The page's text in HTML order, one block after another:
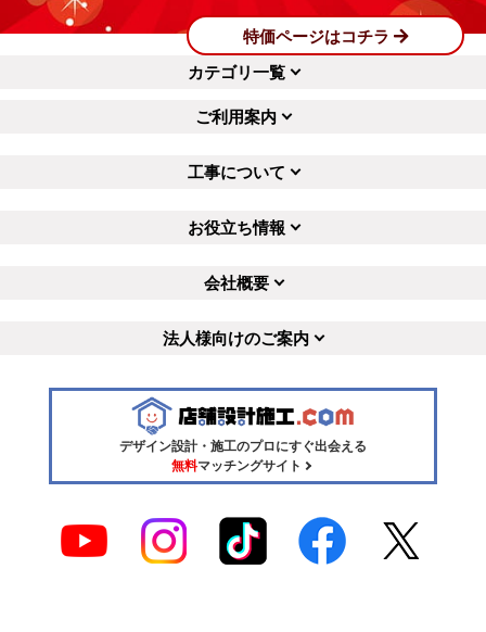
特価ページはコチラ
カテゴリ一覧
ご利用案内
工事について
お役立ち情報
会社概要
法人様向けのご案内
デザイン設計・施工のプロにすぐ出会える
無料マッチングサイト